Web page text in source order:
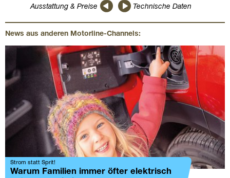
Ausstattung & Preise Technische Daten
News aus anderen Motorline-Channels:
Strom statt Sprit!
Warum Familien immer öfter elektrisch